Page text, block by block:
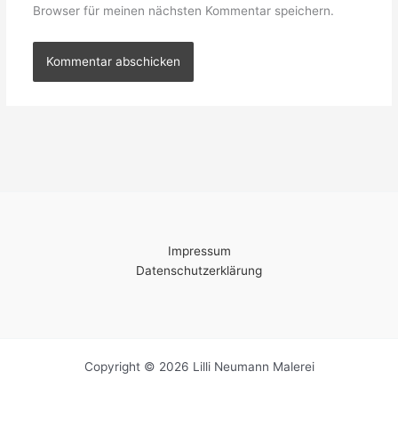
Browser für meinen nächsten Kommentar speichern.
Impressum
Datenschutzerklärung
Copyright © 2026 Lilli Neumann Malerei